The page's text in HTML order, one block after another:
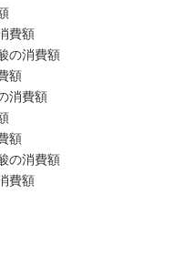
費額
の消費額
額
消費額
額
の消費額
費額